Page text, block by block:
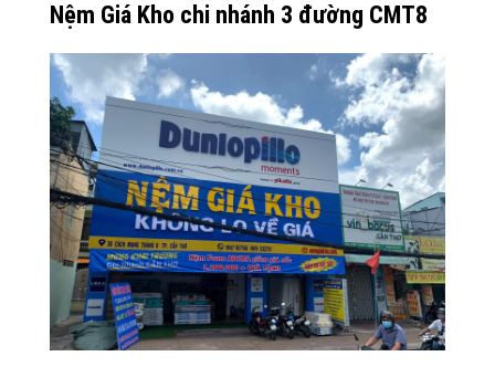
Nệm Giá Kho chi nhánh 3 đường CMT8